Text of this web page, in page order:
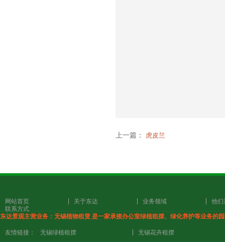
上一篇： 虎皮兰
网站首页 关于东达 业务领域
他们
联系方式
东达景观主营业务： 无锡植物租赁,是一家承接办公室绿植租摆、绿化养护等业务的
友情链接： 无锡绿植租摆
无锡花卉租摆